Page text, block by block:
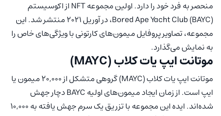
منحصر به فرد خود را دارد. اولین مجموعه NFT از اکوسیستم
Bored Ape Yacht Club (BAYC)، در آوریل 2021 منتشر شد. این
مجموعه، تصاویر پروفایل میمون‌های کارتونی با ویژگی‌های خاص را
به نمایش می‌گذارد.
موتانت ایپ یات کلاب (MAYC)
موتانت ایپ یات کلاب (MAYC) گروهی متشکل از 20,000 میمون یا
ایپ است. از زمان ایجاد میمون‌های اولیه BAYC دچار جهش
شده‌اند. ایده این مجموعه با تزریق یک سرم جهش یافته به 10,000